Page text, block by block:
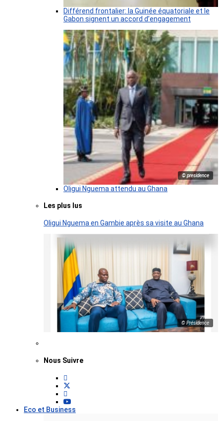
Différend frontalier: la Guinée équatoriale et le
Gabon signent un accord d’engagement
© presidence
Oligui Nguema attendu au Ghana
Les plus lus
Oligui Nguema en Gambie après sa visite au Ghana
© Présidence
Nous Suivre
Eco et Business